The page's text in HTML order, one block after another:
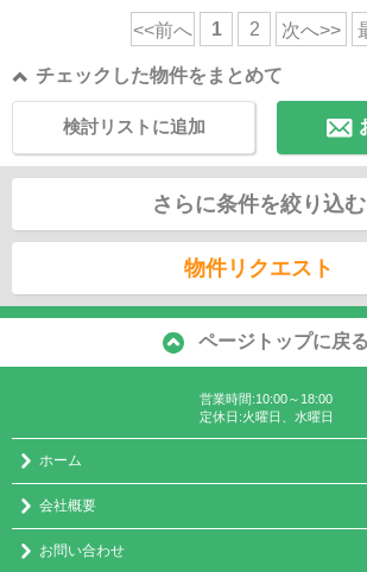
<<前へ 1 2 次へ>>
チェックした物件をまとめて
検討リストに追加
さらに条件を絞り込む
物件リクエスト
ページトップに戻る
営業時間:10:00～18:00
定休日:火曜日、水曜日
ホーム
会社概要
お問い合わせ